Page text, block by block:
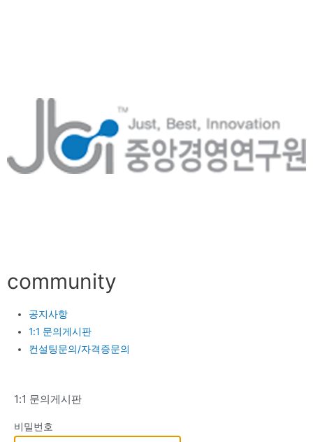
community
공지사항
1:1 문의게시판
컨설팅문의/자격증문의
1:1 문의게시판
비밀번호